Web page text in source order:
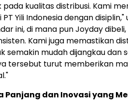
kualitas distribusi. Kami
Yili Indonesia dengan disiplin,"
ini, di mana pun Joyday
Kami juga memastikan
semakin mudah dijangkau dan
tersebut turut memberikan
Panjang dan Inovasi yang